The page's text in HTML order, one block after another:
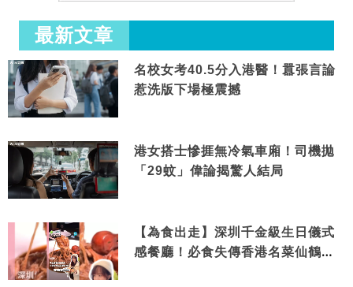
最新文章
名校女考40.5分入港醫！囂張言論
惹洗版下場極震撼
港女搭士慘捱無冷氣車廂！司機拋
「29蚊」偉論揭驚人結局
【為食出走】深圳千金級生日儀式
感餐廳！必食失傳香港名菜仙鶴神